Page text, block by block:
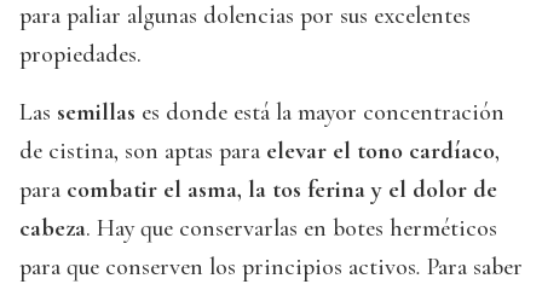
para paliar algunas dolencias por sus excelentes
propiedades.
Las semillas es donde está la mayor concentración
de cistina, son aptas para elevar el tono cardíaco,
para combatir el asma, la tos ferina y el dolor de
cabeza. Hay que conservarlas en botes herméticos
para que conserven los principios activos. Para saber